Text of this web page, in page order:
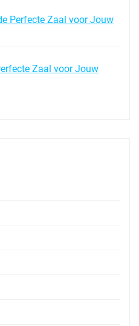
Perfecte Zaal voor Jouw
Zaal voor Jouw